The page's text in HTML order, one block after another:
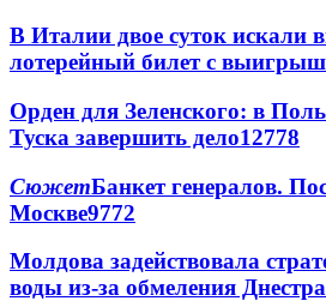
В Италии двое суток искали
лотерейный билет с
Орден для Зеленского: в
Туска завершить дело12778
СюжетБанкет генералов.
Москве9772
Молдова задействовала
воды из-за обмеления Днестра